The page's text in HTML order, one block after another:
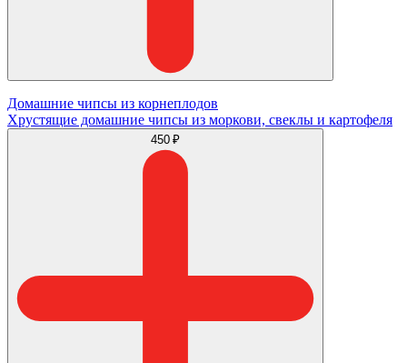
Домашние чипсы из корнеплодов
Хрустящие домашние чипсы из моркови, свеклы и картофеля
450 ₽